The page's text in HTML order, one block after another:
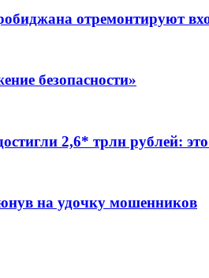
отремонтируют
безопасности»
2,6* трлн рублей:
на удочку мошенников